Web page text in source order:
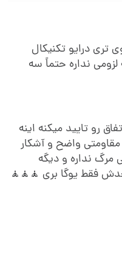
درایو تکنیکال
نداره حتماً سه
رو تایید میکنه اینه
واضح و آشکار
نداره و دیگه
فقط یوگا بری🧘🧘🧘